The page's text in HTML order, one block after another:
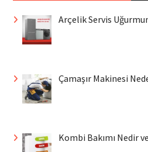
Arçelik Servis
Çamaşır Makinesi
Kombi Bakımı Nedir